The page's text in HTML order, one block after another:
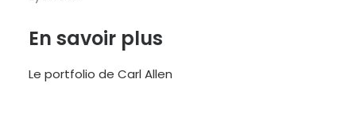
En savoir plus
Le portfolio de Carl Allen